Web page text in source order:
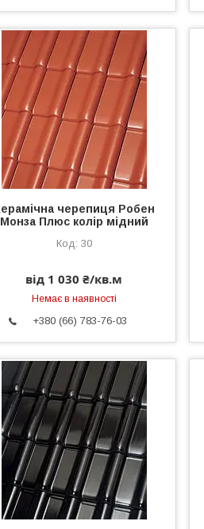
черепиця Робен
Монза Плюс колір мідний
30
від 1 030 ₴/кв.м
Немає в наявності
+380 (66) 783-76-03